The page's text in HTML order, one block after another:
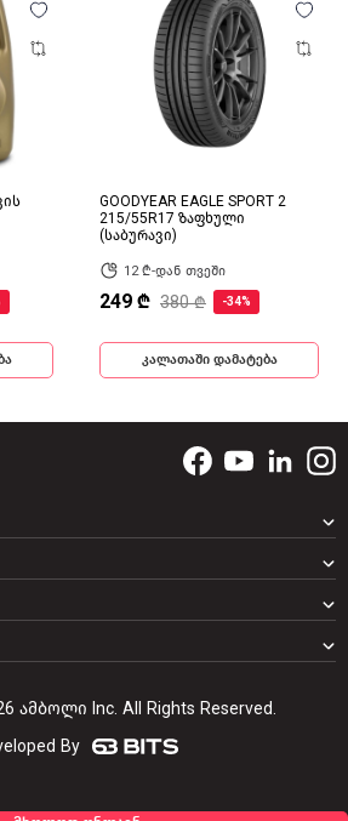
GOODYEAR EAGLE SPORT 2
215/55R17 ზაფხული
(საბურავი)
12 ₾-დან თვეში
249 ₾ 380 ₾ -34%
კალათაში დამატება
ამბოლი Inc. All Rights Reserved.
By